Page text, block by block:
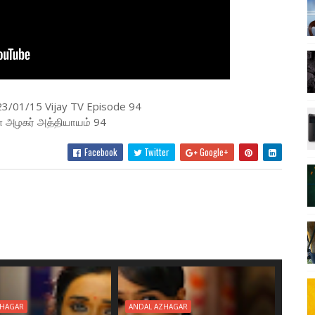
01/15 Vijay TV Episode 94
அத்தியாயம் 94
Facebook Twitter Google+
ANDAL AZHAGAR